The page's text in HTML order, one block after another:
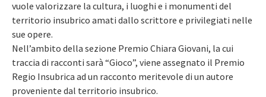
vuole valorizzare la cultura, i luoghi e i monumenti del
territorio insubrico amati dallo scrittore e privilegiati nelle
sue opere.
Nell’ambito della sezione Premio Chiara Giovani, la cui
traccia di racconti sarà “Gioco”, viene assegnato il Premio
Regio Insubrica ad un racconto meritevole di un autore
proveniente dal territorio insubrico.